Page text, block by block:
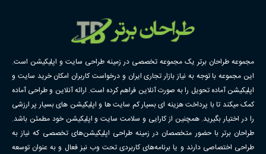
مجموعه طراحان برتر یک مجموعه تخصصی در زمینه طراحی سایت و اپلیکیشن است.
این مجموعه با توجه به نیاز بازار تجاری ایران و درخواست کاربران امکان خرید سایت و
اپلیکیشن آماده تحویل را به صورت آنلاین فراهم کرده است. ارائه آنلاین و طراحی آماده
کمک میکند تا با پرداخت هزینه ای بسیار کم سایت ها و اپلیکیشن های بسیار پر ارزشی
را در اختیار بگیرید. همچنین از کارایی و سلامت سایت و اپلیکیشن خود مطمئن باشد.
طراحان برتر با حضور متخصصان در زمینه طراحی اپلیکیشن‌های تخصصی که نیاز به
طراحی اختصاصی دارند و یا برنامه‌های کاربردی تحت وب نیز فعال و به عنوان توسعه